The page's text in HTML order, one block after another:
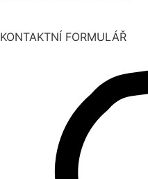
KONTAKTNÍ FORMULÁŘ